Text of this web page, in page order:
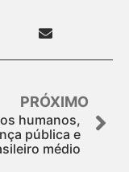
PRÓXIMO
humanos,
pública e
médio